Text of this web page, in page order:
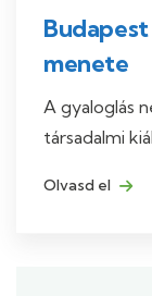
menete
A gyaloglás
társadalmi
Olvasd el